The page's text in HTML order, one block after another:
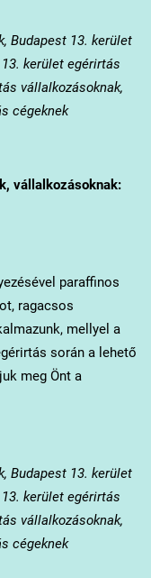
Budapest 13. kerület
kerület egérirtás
vállalkozásoknak,
cégeknek
vállalkozásoknak:
paraffinos
ragacsos
mellyel a
során a lehető
meg Önt a
Budapest 13. kerület
kerület egérirtás
vállalkozásoknak,
cégeknek